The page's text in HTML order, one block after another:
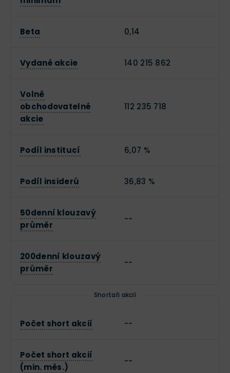
Beta 0,14
Vydané akcie 140 215 862
Volně
obchodovatelné
akcie
112 235 718
Podíl institucí 6,07 %
Podíl insiderů 36,83 %
50denní klouzavý
průměr
--
200denní klouzavý
průměr
--
Shortaři akcií
Počet short akcií --
Počet short akcií
(min. měs.)
--